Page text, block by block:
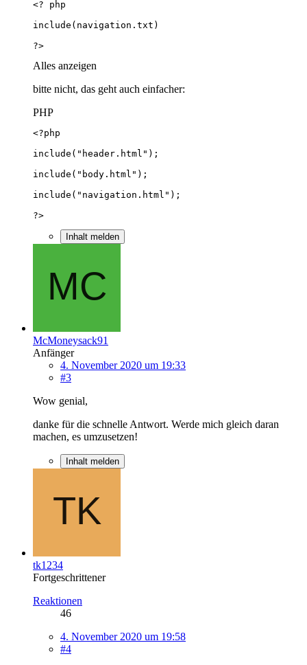
?>
Alles anzeigen
bitte nicht, das geht auch einfacher:
PHP
?>
Inhalt melden
McMoneysack91
Anfänger
4. November 2020 um 19:33
#3
Wow genial,
danke für die schnelle Antwort. Werde mich gleich daran
machen, es umzusetzen!
Inhalt melden
tk1234
Fortgeschrittener
Reaktionen
46
4. November 2020 um 19:58
#4